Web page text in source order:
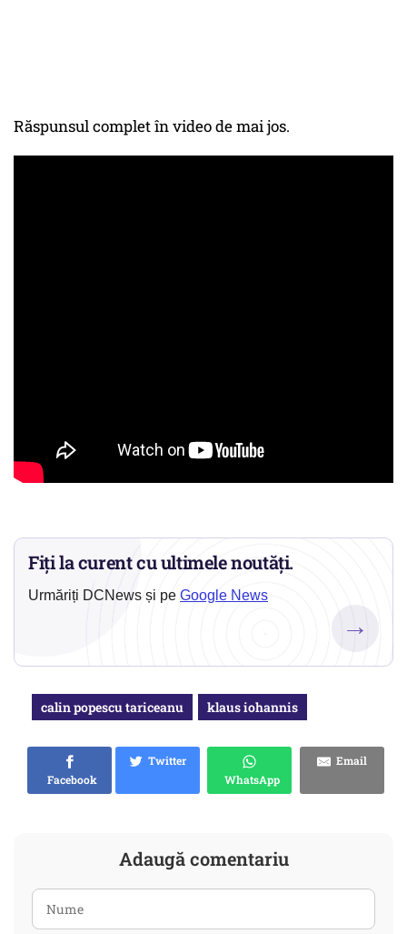
Răspunsul complet în video de mai jos.
Fiți la curent cu ultimele noutăți.
Urmăriți DCNews și pe Google News
→
calin popescu tariceanu klaus iohannis
Facebook
Twitter
WhatsApp
Email
Adaugă comentariu